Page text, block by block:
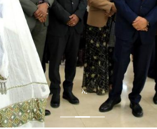
በአዲስ አበባ ሳይንስ ሙዚየም በኢትዮጵያ ዲጂታል